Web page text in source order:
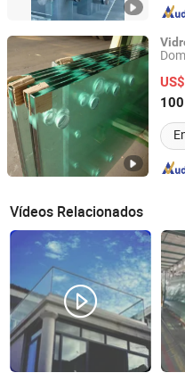
Qingdao Eliter Glass Co.,
Shandong, China
Vídeos Relacionados